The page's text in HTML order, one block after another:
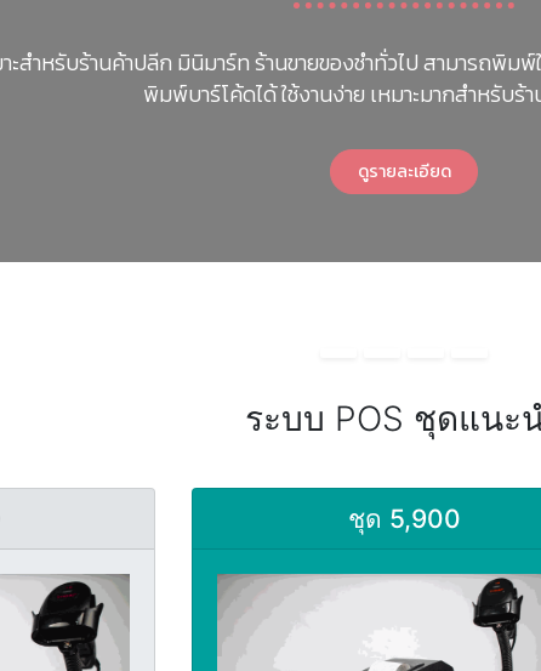
สมาชิก และบันไดราคา และอ่านค่าบาร์
ระบบ POS ชุดแนะ
ชุด 5,900